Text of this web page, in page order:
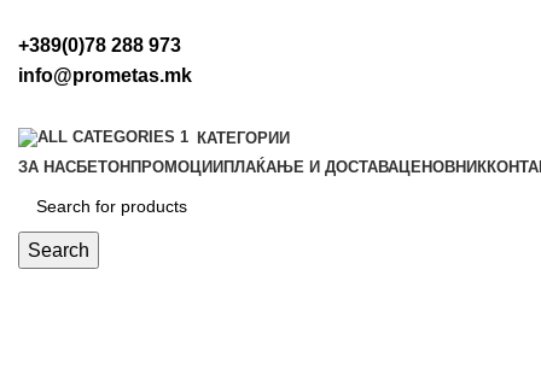
+389(0)78 288 973
info@prometas.mk
КАТЕГОРИИ
ЗА НАСБЕТОН ПРОМОЦИИ ПЛАЌАЊЕ И ДОСТАВАЦЕНОВНИК
Search